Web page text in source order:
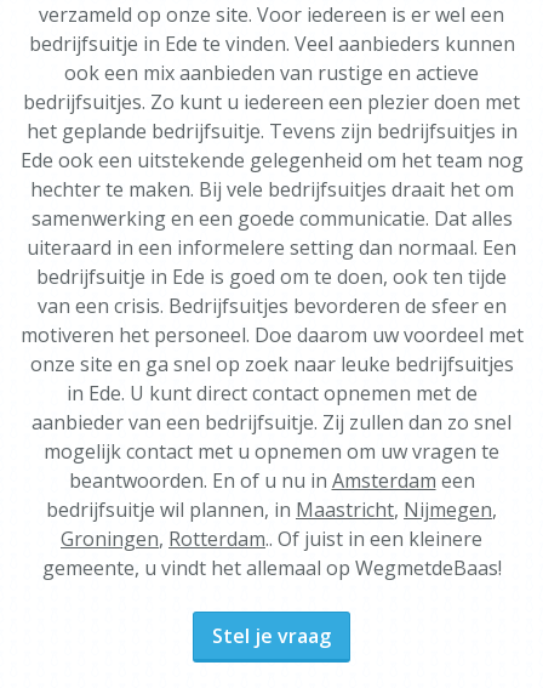
verzameld op onze site. Voor iedereen is er wel een
bedrijfsuitje in Ede te vinden. Veel aanbieders kunnen
ook een mix aanbieden van rustige en actieve
bedrijfsuitjes. Zo kunt u iedereen een plezier doen met
het geplande bedrijfsuitje. Tevens zijn bedrijfsuitjes in
Ede ook een uitstekende gelegenheid om het team nog
hechter te maken. Bij vele bedrijfsuitjes draait het om
samenwerking en een goede communicatie. Dat alles
uiteraard in een informelere setting dan normaal. Een
bedrijfsuitje in Ede is goed om te doen, ook ten tijde
van een crisis. Bedrijfsuitjes bevorderen de sfeer en
motiveren het personeel. Doe daarom uw voordeel met
onze site en ga snel op zoek naar leuke bedrijfsuitjes
in Ede. U kunt direct contact opnemen met de
aanbieder van een bedrijfsuitje. Zij zullen dan zo snel
mogelijk contact met u opnemen om uw vragen te
beantwoorden. En of u nu in Amsterdam een
bedrijfsuitje wil plannen, in Maastricht, Nijmegen,
Groningen, Rotterdam.. Of juist in een kleinere
gemeente, u vindt het allemaal op WegmetdeBaas!
Stel je vraag